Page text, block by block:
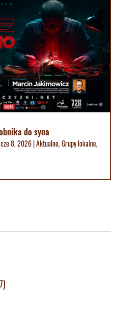
do syna
cze 8, 2026|Aktualne,Grupy lokalne,